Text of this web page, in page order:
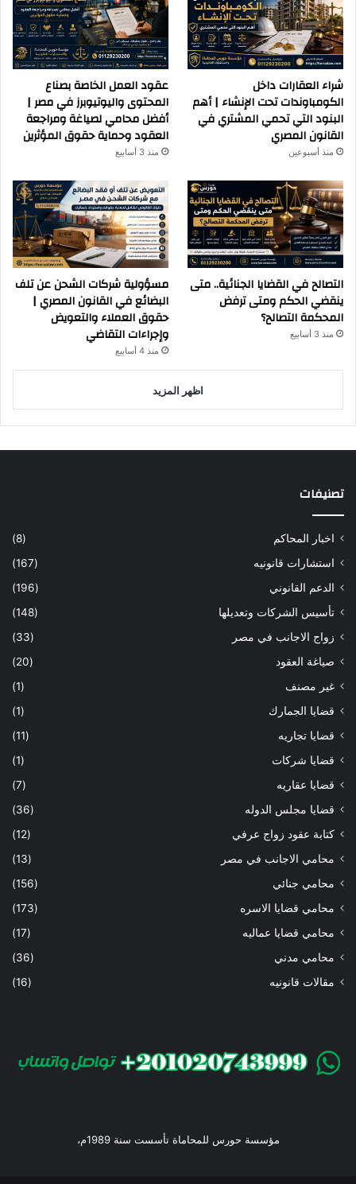
شراء العقارات داخل
الكومباوندات تحت الإنشاء | أهم
البنود التي تحمي المشتري في
القانون المصري
منذ أسبوعين
عقود العمل الخاصة بصناع
المحتوى واليوتيوبرز في مصر |
أفضل محامي لصياغة ومراجعة
العقود وحماية حقوق المؤثرين
منذ 3 أسابيع
التصالح في القضايا الجنائية.. متى
ينقضي الحكم ومتى ترفض
المحكمة التصالح؟
منذ 3 أسابيع
مسؤولية شركات الشحن عن تلف
البضائع في القانون المصري |
حقوق العملاء والتعويض
وإجراءات التقاضي
منذ 4 أسابيع
اظهر المزيد
تصنيفات
اخبار المحاكم
(8)
استشارات قانونيه
(167)
الدعم القانوني
(196)
تأسيس الشركات وتعديلها
(148)
زواج الاجانب في مصر
(33)
صياغة العقود
(20)
غير مصنف
(1)
قضايا الجمارك
(1)
قضايا تجاريه
(11)
قضايا شركات
(1)
قضايا عقاريه
(7)
قضايا مجلس الدوله
(36)
كتابة عقود زواج عرفي
(12)
محامي الاجانب في مصر
(13)
محامي جنائي
(156)
محامي قضايا الاسره
(173)
محامي قضايا عماليه
(17)
محامي مدني
(36)
مقالات قانونيه
(16)
مؤسسة حورس للمحاماة تأسست سنة 1989م،